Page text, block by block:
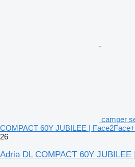
camper
COMPACT 60Y JUBILEE |
26
Adria DL COMPACT 60Y